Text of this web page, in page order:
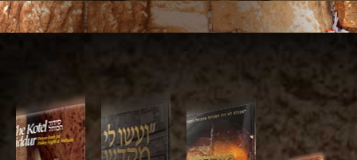
הדינים
והמנהגים
המערבי
ולהר
תמונות
וציורים
מרהיב
זה
המשחזר
את
על
עיון
לערב
שבת